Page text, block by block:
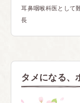
耳鼻咽喉科医として
長
タメになる、